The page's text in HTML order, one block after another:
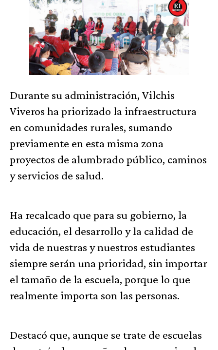
Durante su administración, Vilchis
Viveros ha priorizado la infraestructura
en comunidades rurales, sumando
previamente en esta misma zona
proyectos de alumbrado público, caminos
y servicios de salud.
Ha recalcado que para su gobierno, la
educación, el desarrollo y la calidad de
vida de nuestras y nuestros estudiantes
siempre serán una prioridad, sin importar
el tamaño de la escuela, porque lo que
realmente importa son las personas.
Destacó que, aunque se trate de escuelas